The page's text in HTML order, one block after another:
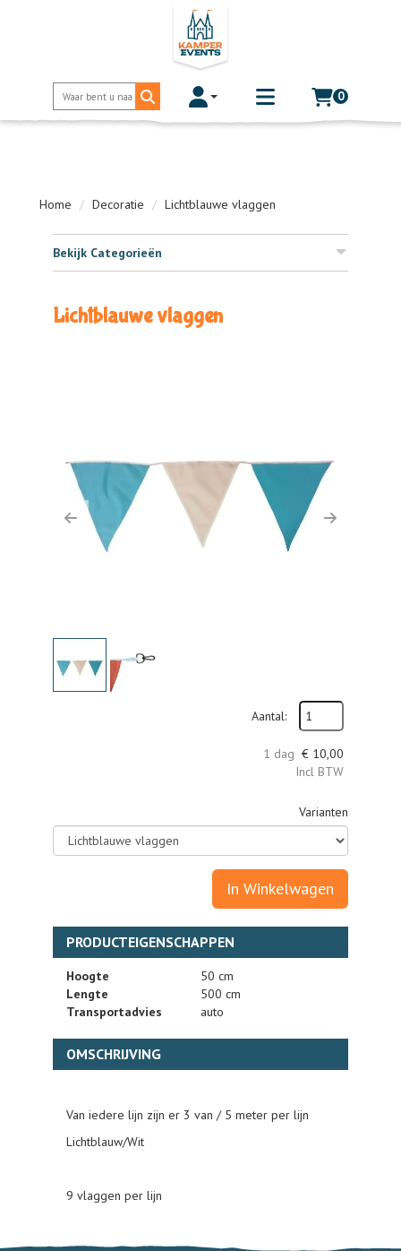
Toggle account dropdown
Toggle
mobile
0
Home Decoratie Lichtblauwe vlaggen
Bekijk Categorieën
Lichtblauwe vlaggen
Previous Next
Aantal:
1 dag € 10,00
Incl BTW
Varianten
In Winkelwagen
PRODUCTEIGENSCHAPPEN
Hoogte
50 cm
Lengte
500 cm
Transportadvies
auto
OMSCHRIJVING
Van iedere lijn zijn er 3 van / 5 meter per lijn
Lichtblauw/Wit
9 vlaggen per lijn